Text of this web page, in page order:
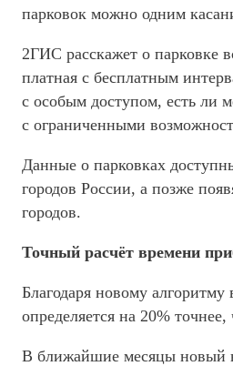
парковок можно одним
2ГИС расскажет о парковке
платная с бесплатным
с особым доступом, есть ли
с ограниченными
Данные о парковках
городов России, а позже
городов.
Точный расчёт времени
Благодаря новому алгоритму
определяется на 20%
В ближайшие месяцы новый